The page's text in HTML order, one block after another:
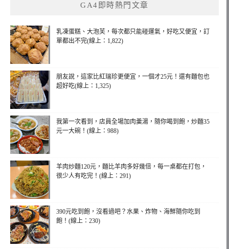
GA4即時熱門文章
乳凍蛋糕、大泡芙，每次都只能碰運氣，好吃又便宜，訂
單都出不完(線上：1,822)
朋友說，這家比紅瑞珍更便宜，一個才25元！還有麵包也
超好吃(線上：1,325)
我第一次看到，店員全場加肉羹湯，隨你喝到飽，炒麵35
元一大碗！(線上：988)
羊肉炒麵120元，麵比羊肉多好幾倍，每一桌都在打包，
很少人有吃完！(線上：291)
390元吃到飽，沒看過吧？水果、炸物、海鮮隨你吃到
飽！(線上：230)